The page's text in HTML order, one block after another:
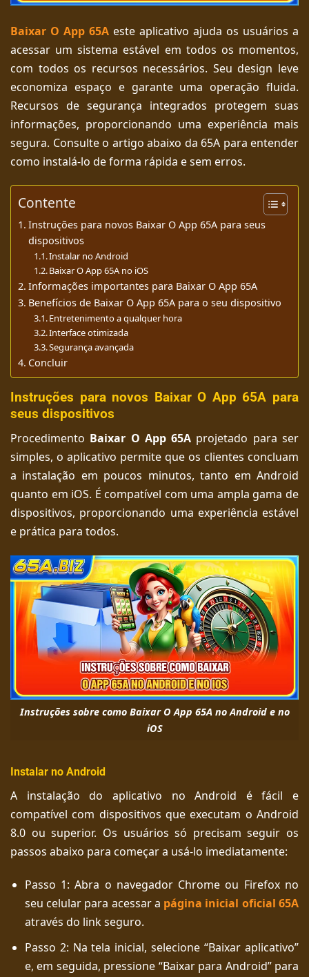
Baixar O App 65A este aplicativo ajuda os usuários a
acessar um sistema estável em todos os momentos,
com todos os recursos necessários. Seu design leve
economiza espaço e garante uma operação fluida.
Recursos de segurança integrados protegem suas
informações, proporcionando uma experiência mais
segura. Consulte o artigo abaixo da 65A para entender
como instalá-lo de forma rápida e sem erros.
Contente
Instruções para novos Baixar O App 65A para seus
dispositivos
Instalar no Android
Baixar O App 65A no iOS
Informações importantes para Baixar O App 65A
Benefícios de Baixar O App 65A para o seu dispositivo
Entretenimento a qualquer hora
Interface otimizada
Segurança avançada
Concluir
Instruções para novos Baixar O App 65A para
seus dispositivos
Procedimento Baixar O App 65A projetado para ser
simples, o aplicativo permite que os clientes concluam
a instalação em poucos minutos, tanto em Android
quanto em iOS. É compatível com uma ampla gama de
dispositivos, proporcionando uma experiência estável
e prática para todos.
Instruções sobre como Baixar O App 65A no Android e no
iOS
Instalar no Android
A instalação do aplicativo no Android é fácil e
compatível com dispositivos que executam o Android
8.0 ou superior. Os usuários só precisam seguir os
passos abaixo para começar a usá-lo imediatamente:
Passo 1: Abra o navegador Chrome ou Firefox no
seu celular para acessar a página inicial oficial 65A
através do link seguro.
Passo 2: Na tela inicial, selecione “Baixar aplicativo”
e, em seguida, pressione “Baixar para Android” para